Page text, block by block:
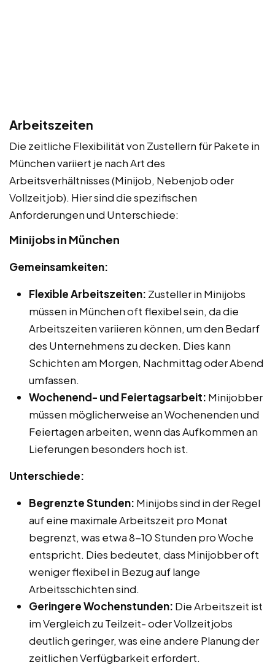
Arbeitszeiten
Die zeitliche Flexibilität von Zustellern für Pakete in
München variiert je nach Art des
Arbeitsverhältnisses (Minijob, Nebenjob oder
Vollzeitjob). Hier sind die spezifischen
Anforderungen und Unterschiede:
Minijobs in München
Gemeinsamkeiten:
Flexible Arbeitszeiten: Zusteller in Minijobs
müssen in München oft flexibel sein, da die
Arbeitszeiten variieren können, um den Bedarf
des Unternehmens zu decken. Dies kann
Schichten am Morgen, Nachmittag oder Abend
umfassen.
Wochenend- und Feiertagsarbeit: Minijobber
müssen möglicherweise an Wochenenden und
Feiertagen arbeiten, wenn das Aufkommen an
Lieferungen besonders hoch ist.
Unterschiede:
Begrenzte Stunden: Minijobs sind in der Regel
auf eine maximale Arbeitszeit pro Monat
begrenzt, was etwa 8-10 Stunden pro Woche
entspricht. Dies bedeutet, dass Minijobber oft
weniger flexibel in Bezug auf lange
Arbeitsschichten sind.
Geringere Wochenstunden: Die Arbeitszeit ist
im Vergleich zu Teilzeit- oder Vollzeitjobs
deutlich geringer, was eine andere Planung der
zeitlichen Verfügbarkeit erfordert.